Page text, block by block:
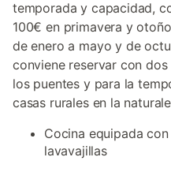
temporada y capacidad,
100€ en primavera y
de enero a mayo y de
conviene reservar con
los puentes y para la
casas rurales en la
Cocina equipada
lavavajillas